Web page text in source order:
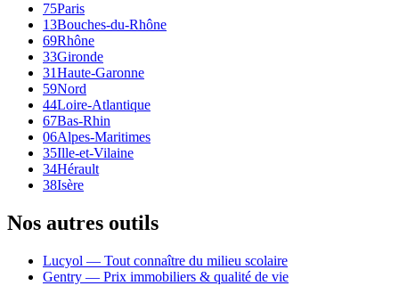
75Paris
13Bouches-du-Rhône
69Rhône
33Gironde
31Haute-Garonne
59Nord
44Loire-Atlantique
67Bas-Rhin
06Alpes-Maritimes
35Ille-et-Vilaine
34Hérault
38Isère
Nos autres outils
Lucyol — Tout connaître du milieu scolaire
Gentry — Prix immobiliers & qualité de vie